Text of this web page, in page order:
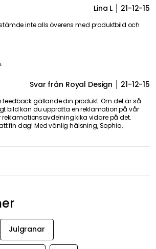
Lina L 21-12-15
inte alls överens med produktbild och
Svar från Royal Design 21-12-15
feedback gällande din produkt. Om det är så
bild kan du upprätta en reklamation på vår
kika vidare på det.
fin dag! Med vänlig hälsning, Sophia,
Julgranar